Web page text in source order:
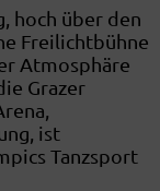
hoch über den
Freilichtbühne
Atmosphäre
Grazer
ist
Tanzsport